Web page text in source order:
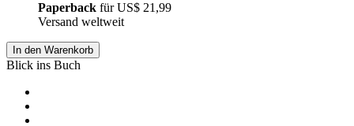
Paperback fürUS$ 21,99
Versand weltweit
In den Warenkorb
Blick ins Buch